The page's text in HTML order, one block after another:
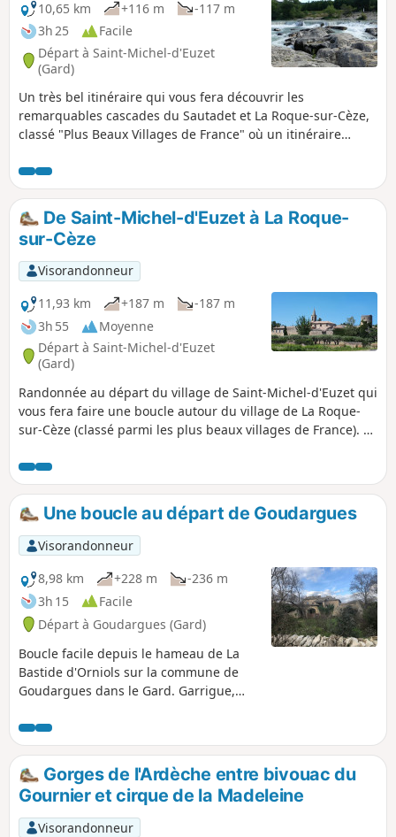
10,65 km +116 m
-117 m
3h 25
Facile
Départ à Saint-Michel-d'Euzet
(Gard)
Un très bel itinéraire qui vous fera découvrir les
remarquables cascades du Sautadet et La Roque-sur-Cèze,
classé "Plus Beaux Villages de France" où un itinéraire
de sécurité sur le site naturel des Cascades du Sautadet !
Baignade interdite
De Saint-Michel-d'Euzet à La Roque-
sur-Cèze
Visorandonneur
11,93 km
+187 m
-187 m
3h 55
Moyenne
Départ à Saint-Michel-d'Euzet
(Gard)
Randonnée au départ du village de Saint-Michel-d'Euzet qui
vous fera faire une boucle autour du village de La Roque-
sur-Cèze (classé parmi les plus beaux villages de France). Le
bordé par la Cèze. Le lieu est un site naturel pour la
baignade ; à proximité du village se trouvent les Cascades
du Sautadet. Attention ! Il est interdit de se baigner pour
raisons de sécurité.
Une boucle au départ de Goudargues
Visorandonneur
8,98 km
+228 m
-236 m
3h 15
Facile
Départ à Goudargues (Gard)
Boucle facile depuis le hameau de La
Bastide d'Orniols sur la commune de
Goudargues dans le Gard. Garrigue,
en pierre. Il est possible de commencer
au village de Goudargues, voir §
Informations pratiques ci-dessous.
Gorges de l'Ardèche entre bivouac du
Gournier et cirque de la Madeleine
Visorandonneur